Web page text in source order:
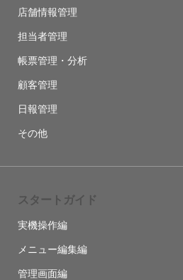
店舗情報管理
担当者管理
帳票管理・分析
顧客管理
日報管理
その他
スタートガイド
実機操作編
メニュー編集編
管理画面編